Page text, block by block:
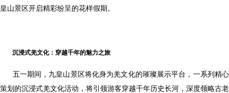
皇山景区开启精彩纷呈的花样假期。
沉浸式羌文化：穿越千年的魅力之旅
五一期间，九皇山景区将化身为羌文化的璀璨展示平台，一系列精心
策划的沉浸式羌文化活动，将引领游客穿越千年历史长河，深度领略古老